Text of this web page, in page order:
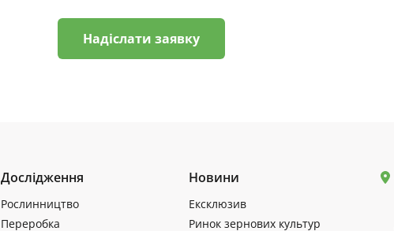
Надіслати заявку
Дослідження
Рослинництво
Переробка
Новини
Ексклюзив
Ринок зернових культур